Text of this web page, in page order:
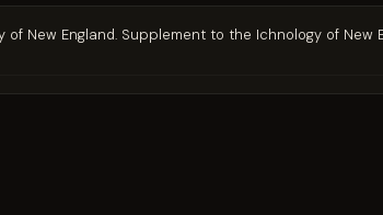
of New England. Supplement to the Ichnology of